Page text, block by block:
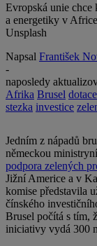
Evropská unie
a energetiky v
Unsplash
Napsal František
-
naposledy
Afrika Brusel dotace
stezka investice
Jedním z nápadů
německou
podpora zelených
Jižní Americe a v
komise představila
čínského
Brusel počítá s tím,
iniciativy vydá 300